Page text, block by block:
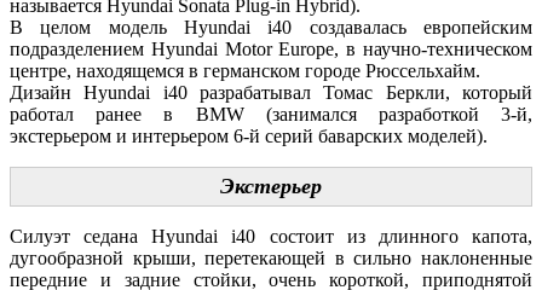
называется Hyundai Sonata Plug-in Hybrid).
В целом модель Hyundai i40 создавалась европейским
подразделением Hyundai Motor Europe, в научно-техническом
центре, находящемся в германском городе Рюссельхайм.
Дизайн Hyundai i40 разрабатывал Томас Беркли, который
работал ранее в BMW (занимался разработкой 3-й,
экстерьером и интерьером 6-й серий баварских моделей).
Экстерьер
Силуэт седана Hyundai i40 состоит из длинного капота,
дугообразной крыши, перетекающей в сильно наклоненные
передние и задние стойки, очень короткой, приподнятой